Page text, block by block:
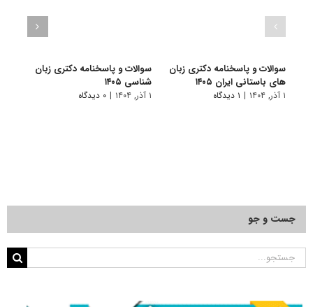
سوالات و پاسخنامه دکتری زبان
های باستانی ایران ۱۴۰۵
۱ آذر, ۱۴۰۴ | ۱ دیدگاه
سوالات و پاسخنامه دکتری زبان‌
شناسی ۱۴۰۵
۱ آذر, ۱۴۰۴ | ۰ دیدگاه
جست و جو
جستجو